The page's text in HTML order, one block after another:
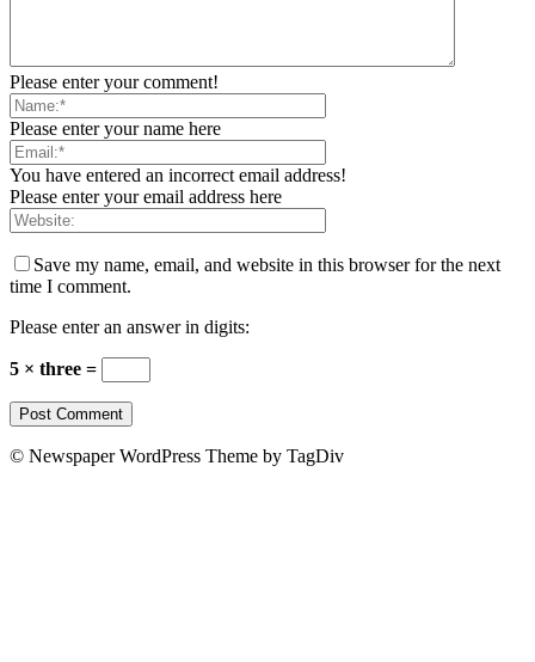
Please enter your comment!
Please enter your name here
You have entered an incorrect email address!
Please enter your email address here
Save my name, email, and website in this browser for the next
time I comment.
Please enter an answer in digits:
5 × three =
© Newspaper WordPress Theme by TagDiv